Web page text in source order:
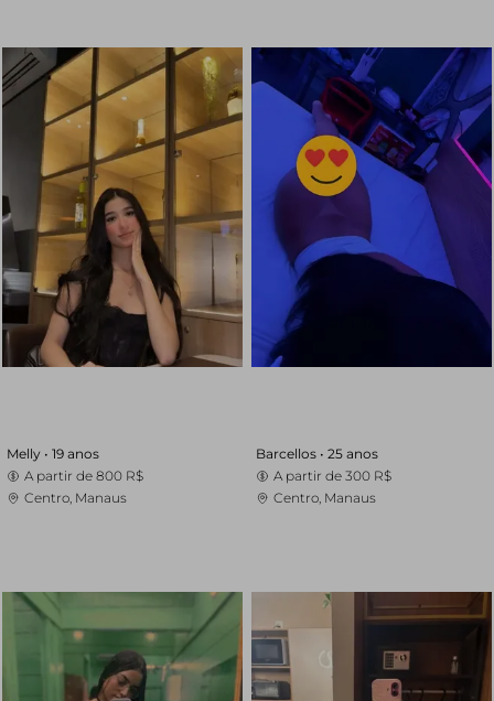
Melly • 19 anos
A partir de 800 R$
Centro, Manaus
Barcellos • 25 anos
A partir de 300 R$
Centro, Manaus